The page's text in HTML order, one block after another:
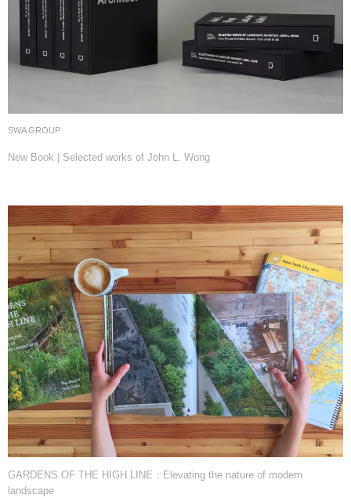
SWA GROUP
New Book | Selected works of John L. Wong
GARDENS OF THE HIGH LINE：Elevating the nature of modern
landscape